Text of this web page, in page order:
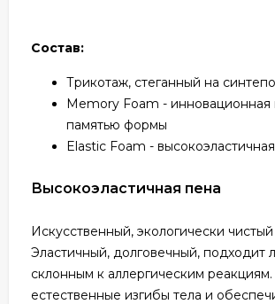
Состав:
Трикотаж, стеганный на
Memory Foam - инновационная
памятью формы
Elastic Foam -
Высокоэластичная пена
Искусственный, экологически
Эластичный, долговечный, подходит
склонным к аллергическим
естественные изгибы тела и